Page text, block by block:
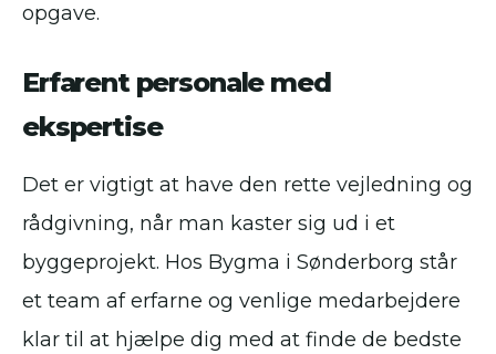
opgave.
Erfarent personale med
ekspertise
Det er vigtigt at have den rette vejledning og
rådgivning, når man kaster sig ud i et
byggeprojekt. Hos Bygma i Sønderborg står
et team af erfarne og venlige medarbejdere
klar til at hjælpe dig med at finde de bedste